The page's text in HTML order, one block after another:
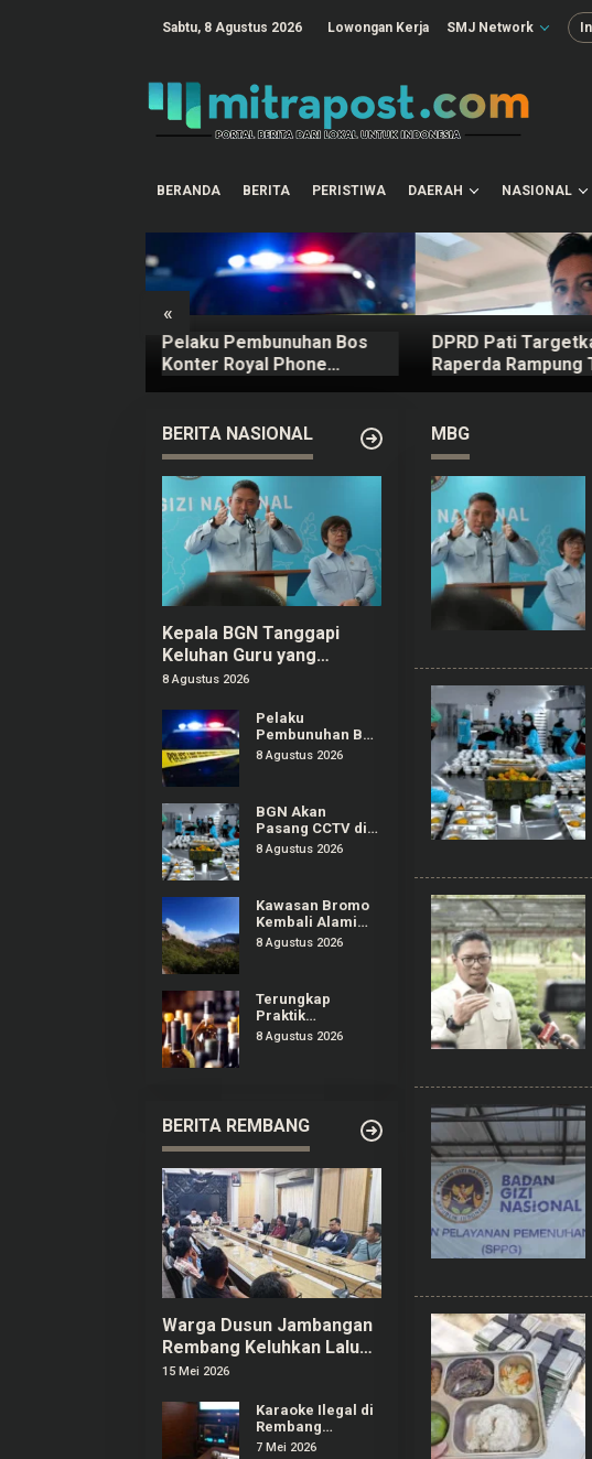
Sabtu, 8 Agustus 2026 Lowongan Kerja SMJ Network
BERANDA BERITA PERISTIWA DAERAH NASIONAL
«
Pelaku Pembunuhan Bos
Konter Royal Phone
DPRD Pati
Raperda Rampung
BERITA NASIONAL
Kepala BGN Tanggapi
Keluhan Guru yang
Terbebani Mengurus
8 Agustus 2026
Pelaku
Pembunuhan Bos
Konter Royal
8 Agustus 2026
BGN Akan
Pasang CCTV di
SPPG Seluruh
Pusat
8 Agustus 2026
Kawasan Bromo
Kembali Alami
Kebakaran
8 Agustus 2026
Terungkap
Praktik
Peredaran Miras
8 Agustus 2026
BERITA REMBANG
Warga Dusun Jambangan
Rembang Keluhkan Lalu
Lintas dan Limbah SPPG
15 Mei 2026
Karaoke Ilegal di
Rembang
Menjamur,
7 Mei 2026
MBG